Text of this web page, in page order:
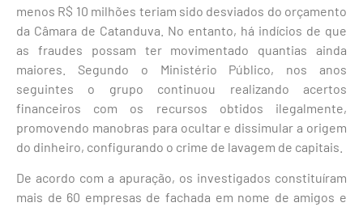
menos R$ 10 milhões teriam sido desviados do orçamento
da Câmara de Catanduva. No entanto, há indícios de que
as fraudes possam ter movimentado quantias ainda
maiores. Segundo o Ministério Público, nos anos
seguintes o grupo continuou realizando acertos
financeiros com os recursos obtidos ilegalmente,
promovendo manobras para ocultar e dissimular a origem
do dinheiro, configurando o crime de lavagem de capitais.
De acordo com a apuração, os investigados constituíram
mais de 60 empresas de fachada em nome de amigos e